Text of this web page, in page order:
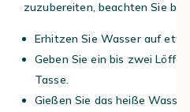
zuzubereiten, beachten Sie
Erhitzen Sie Wasser auf etwa
Geben Sie ein bis zwei Löffel
Tasse.
Gießen Sie das heiße